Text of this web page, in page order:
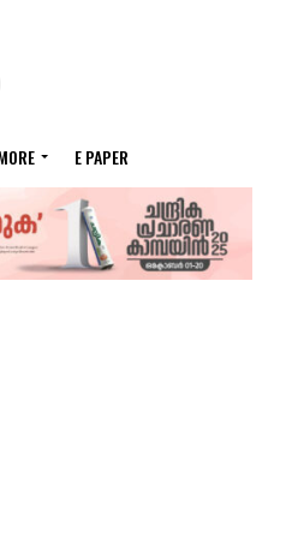
E PAPER